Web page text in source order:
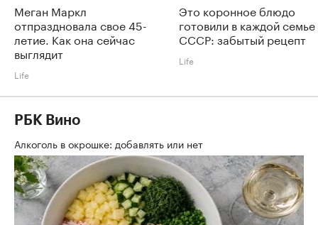
Меган Маркл
отпраздновала свое 45-
летие. Как она сейчас
выглядит
Life
Это коронное блюдо
готовили в каждой семье
СССР: забытый рецепт
Life
РБК Вино
Алкоголь в окрошке: добавлять или нет